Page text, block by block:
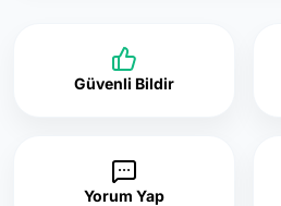
Güvenli Bildir
Yorum Yap